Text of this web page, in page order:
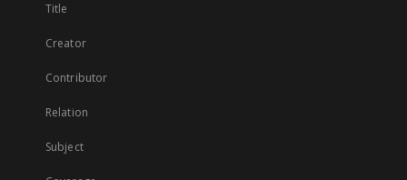
Title
Creator
Contributor
Relation
Subject